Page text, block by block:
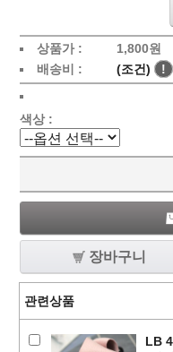
상품가 : 1,800원
배송비 :
(조건) !
색상 :
장바구니
관련상품
LB